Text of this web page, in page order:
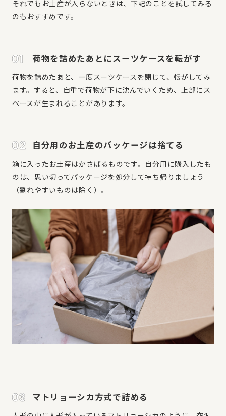
それでもお土産が入らないときは、下記のことを試してみる
のもおすすめです。
荷物を詰めたあとにスーツケースを転がす
荷物を詰めたあと、一度スーツケースを閉じて、転がしてみ
ます。すると、自重で荷物が下に沈んでいくため、上部にス
ペースが生まれることがあります。
自分用のお土産のパッケージは捨てる
箱に入ったお土産はかさばるものです。自分用に購入したも
のは、思い切ってパッケージを処分して持ち帰りましょう
（割れやすいものは除く）。
マトリョーシカ方式で詰める